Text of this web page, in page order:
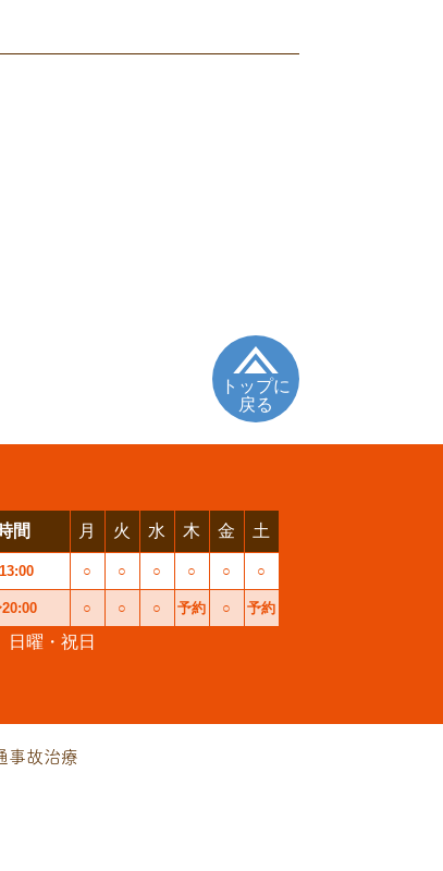
トップに
戻る
間 月 火 水 木 金 土
○ ○ ○ ○ ○ ○
○ ○ ○ 予約 ○ 予約
日曜・祝日
事故治療